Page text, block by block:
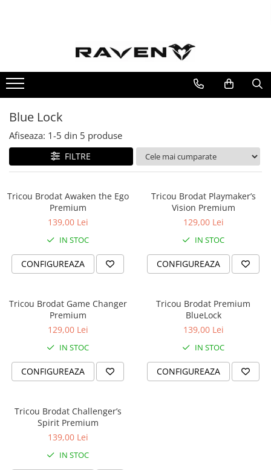
7DeadlySins
Alte Anime
AttackOnTitan
Baki
Berserk
BlackClover
Blue Lock
ChainSawMan
CyberPunk
Dandadan
Darling in the Franxx
DeathNote
DragonBall
Evangelion
HunterXHunter
JoJo's Bizarre Adventure
Kaiju No 8
MyHeroAcademia
Arc I : The Beginning
Arc III : The Breakthrough
Arc IV: Path of Destiny
Infinity Demon Castle
Blue Lock
Afiseaza: 1-5 din 5 produse
FILTRE
Tricou Brodat Awaken the Ego
Premium
139,00 Lei
IN STOC
CONFIGUREAZA
Tricou Brodat Playmaker’s
Vision Premium
129,00 Lei
IN STOC
CONFIGUREAZA
Tricou Brodat Game Changer
Premium
129,00 Lei
IN STOC
CONFIGUREAZA
Tricou Brodat Premium
BlueLock
139,00 Lei
IN STOC
CONFIGUREAZA
Tricou Brodat Challenger’s
Spirit Premium
139,00 Lei
IN STOC